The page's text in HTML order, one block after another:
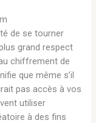
de se tourner
grand respect
chiffrement de
que même s’il
pas accès à vos
utiliser
à des fins